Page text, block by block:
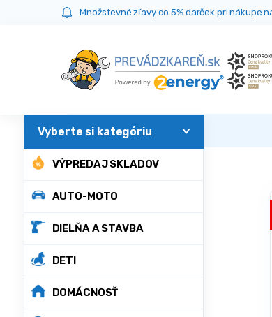
Množstevné zľavy do 5% darček pri nákupe
VÝPREDAJ SKLADOV
AUTO-MOTO
DIELŇA A STAVBA
DETI
DOMÁCNOSŤ